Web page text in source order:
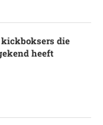
kickboksers die
heeft